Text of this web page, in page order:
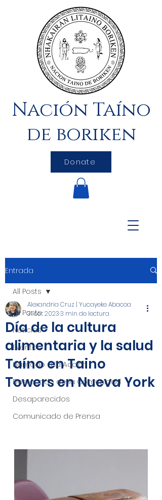
Nación Taíno
de boriken
Donate
Entrada
All Posts
Noticias
Eventos
Llamado a la Acción
Destacado de la Comunidad
Desaparecidos
Comunicado de Prensa
All Posts
Día de la cultura
alimentaria y la salud
Taíno en Taino
Towers en Nueva York
Alexandria Cruz | Yucayeke Abacoa
31 oct 20233 min de lectura